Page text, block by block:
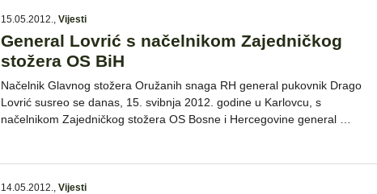
15.05.2012., Vijesti
General Lovrić s načelnikom Zajedničkog
stožera OS BiH
Načelnik Glavnog stožera Oružanih snaga RH general pukovnik Drago
Lovrić susreo se danas, 15. svibnja 2012. godine u Karlovcu, s
načelnikom Zajedničkog stožera OS Bosne i Hercegovine general …
14.05.2012., Vijesti